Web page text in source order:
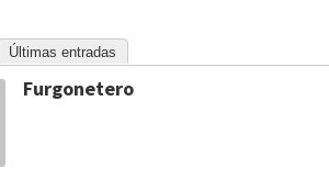
Últimas entradas
Furgonetero